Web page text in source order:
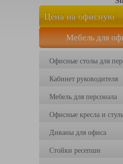
Цена на офисную
мебель
Мебель для
Офисные столы для
Кабинет руководителя
Мебель для персонала
Офисные кресла и
Диваны для офиса
Стойки ресепшн